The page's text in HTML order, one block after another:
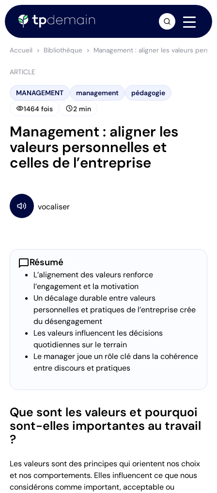
Accueil Bibliothèque Management : aligner les valeurs
ARTICLE
MANAGEMENT management pédagogie
visibility1464 fois schedule2 min
Management : aligner les
valeurs personnelles et
celles de l’entreprise
chat_bubbleRésumé
L’alignement des valeurs renforce
l’engagement et la motivation
Un décalage durable entre valeurs
personnelles et pratiques de l’entreprise crée
du désengagement
Les valeurs influencent les décisions
quotidiennes sur le terrain
Le manager joue un rôle clé dans la cohérence
entre discours et pratiques
Que sont les valeurs et pourquoi
sont-elles importantes au travail
?
Les valeurs sont des principes qui orientent nos choix
et nos comportements. Elles influencent ce que nous
considérons comme important, acceptable ou
arrow_forward